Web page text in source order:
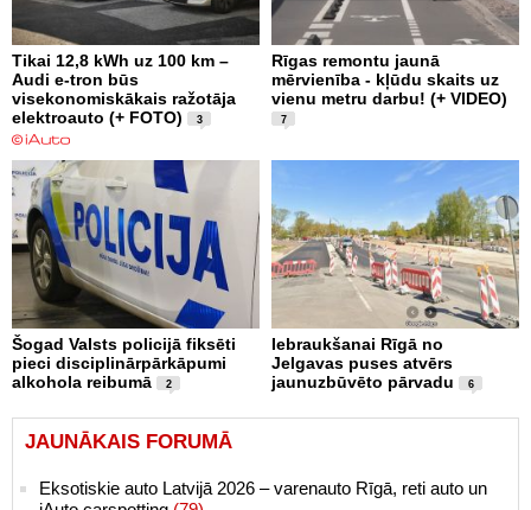
Tikai 12,8 kWh uz 100 km –
Audi e-tron būs
visekonomiskākais ražotāja
elektroauto (+ FOTO)
3
Rīgas remontu jaunā
mērvienība - kļūdu skaits uz
vienu metru darbu! (+ VIDEO)
7
Šogad Valsts policijā fiksēti
pieci disciplinārpārkāpumi
alkohola reibumā
2
Iebraukšanai Rīgā no
Jelgavas puses atvērs
jaunuzbūvēto pārvadu
6
JAUNĀKAIS FORUMĀ
Eksotiskie auto Latvijā 2026 – varenauto Rīgā, reti auto un